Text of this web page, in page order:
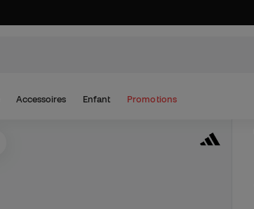
Accessoires Enfant Promotions